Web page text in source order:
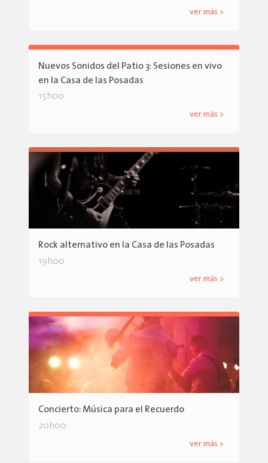
ver más >
Nuevos Sonidos del Patio 3: Sesiones en vivo
en la Casa de las Posadas
15h00
ver más >
Rock alternativo en la Casa de las Posadas
19h00
ver más >
Concierto: Música para el Recuerdo
20h00
ver más >